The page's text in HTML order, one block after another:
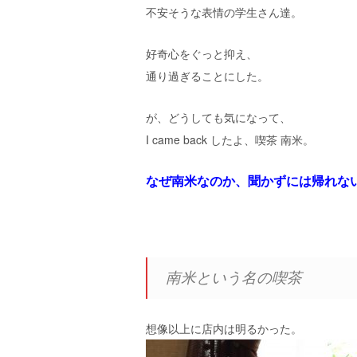
不安そうな表情の学生さん達。
好奇心をぐっと抑え、
通り過ぎることにした。
が、どうしても気になって、
I came back したよ、喫茶 南米。
なぜ南米なのか、 聞かずには帰れな
南米という名の喫茶
想像以上に店内は明るかった。